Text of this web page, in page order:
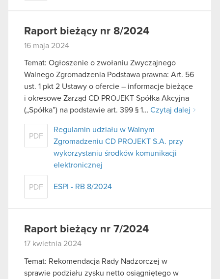
Raport bieżący nr 8/2024
16 maja 2024
Temat: Ogłoszenie o zwołaniu Zwyczajnego
Walnego Zgromadzenia Podstawa prawna: Art. 56
ust. 1 pkt 2 Ustawy o ofercie – informacje bieżące
i okresowe Zarząd CD PROJEKT Spółka Akcyjna
(„Spółka”) na podstawie art. 399 § 1… Czytaj dalej
PDF
Regulamin udziału w Walnym
Zgromadzeniu CD PROJEKT S.A. przy
wykorzystaniu środków komunikacji
elektronicznej
PDF ESPI - RB 8/2024
Raport bieżący nr 7/2024
17 kwietnia 2024
Temat: Rekomendacja Rady Nadzorczej w
sprawie podziału zysku netto osiągniętego w